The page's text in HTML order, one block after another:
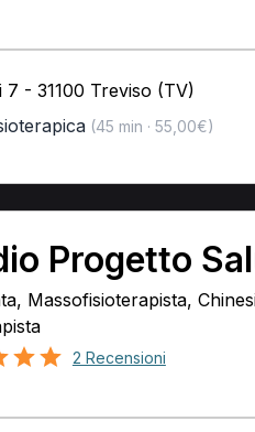
7 - 31100 Treviso (TV)
(45 min · 55,00€)
Progetto
Massofisioterapista,
2 Recensioni